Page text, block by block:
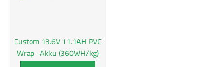
Custom 13.6V 11.1AH PVC
Wrap -Akku (360WH/kg)